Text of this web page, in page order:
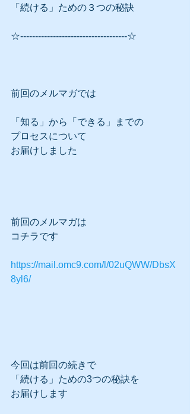
「続ける」ための３つの秘訣
☆------------------------------------☆
前回のメルマガでは
「知る」から「できる」までの
プロセスについて
お届けしました
前回のメルマガは
コチラです
https://mail.omc9.com/l/02uQWW/DbsX
8yl6/
今回は前回の続きで
「続ける」ための3つの秘訣を
お届けします